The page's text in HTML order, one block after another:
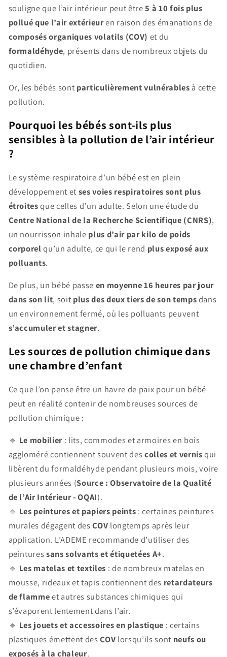
souligne que l’air intérieur peut être5 à 10 fois plus
pollué que l’air extérieuren raison des émanations de
composés organiques volatils (COV) et du
formaldéhyde, présents dans de nombreux objets du
quotidien.
Or, les bébés sontparticulièrement vulnérables à cette
pollution.
Pourquoi les bébés sont-ils plus
sensibles à la pollution de l’air intérieur
?
Le système respiratoire d’un bébé est en plein
développement etses voies respiratoires sont plus
étroitesque celles d’un adulte. Selon une étude du
Centre National de la Recherche Scientifique (CNRS),
un nourrisson inhale plus d’air par kilo de poids
corporelqu’un adulte, ce qui le rend plus exposé aux
polluants.
De plus, un bébé passe en moyenne 16 heures par jour
dans son lit, soitplus des deux tiers de son tempsdans
un environnement fermé, où les polluants peuvent
s’accumuler et stagner.
Les sources de pollution chimique dans
une chambre d’enfant
Ce que l’on pense être un havre de paix pour un bébé
peut en réalité contenir de nombreuses sources de
pollution chimique :
🔹 Le mobilier : lits, commodes et armoires en bois
aggloméré contiennent souvent descolles et vernisqui
libèrent du formaldéhyde pendant plusieurs mois, voire
plusieurs années (Source : Observatoire de la Qualité
de l’Air Intérieur - OQAI).
🔹 Les peintures et papiers peints : certaines peintures
murales dégagent desCOV longtemps après leur
application. L’ADEME recommande d’utiliser des
peinturessans solvants et étiquetées A+.
🔹 Les matelas et textiles : de nombreux matelas en
mousse, rideaux et tapis contiennent des retardateurs
de flammeet autres substances chimiques qui
s’évaporent lentement dans l’air.
🔹 Les jouets et accessoires en plastique : certains
plastiques émettent desCOV lorsqu’ils sont neufs ou
exposés à la chaleur.